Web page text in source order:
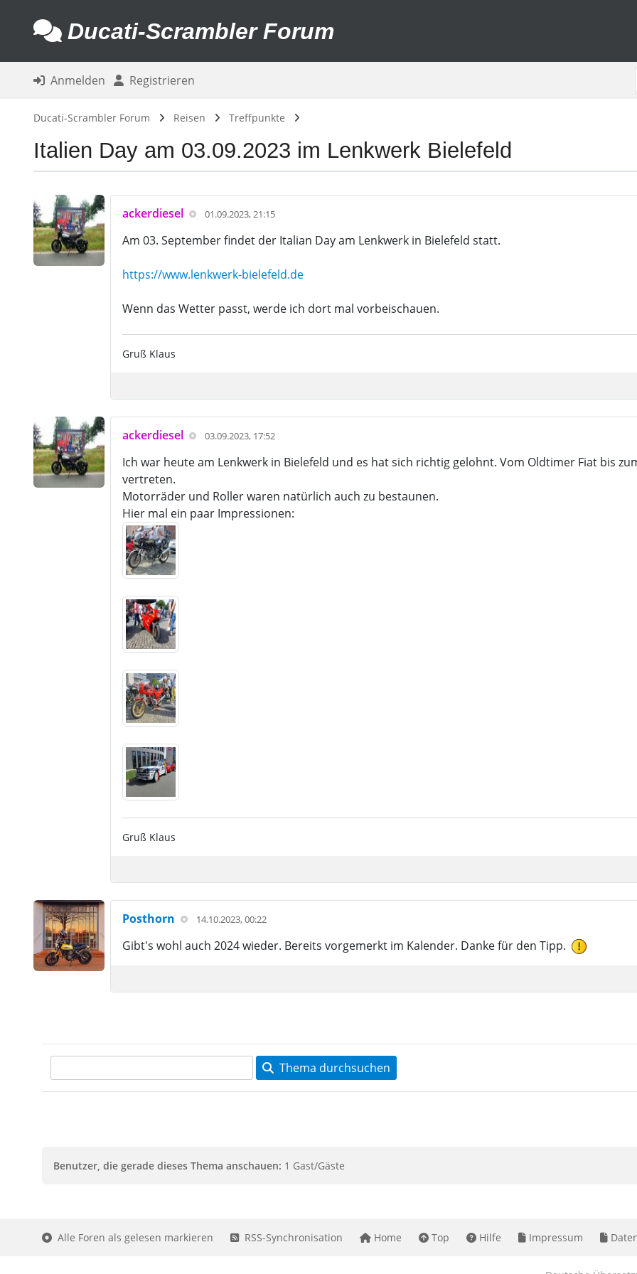
Ducati-Scrambler Forum
Anmelden Registrieren
Ducati-Scrambler Forum Reisen Treffpunkte
Italien Day am 03.09.2023 im Lenkwerk Bielefeld
ackerdiesel 01.09.2023, 21:15
Am 03. September findet der Italian Day am Lenkwerk in Bielefeld statt.
https://www.lenkwerk-bielefeld.de
Wenn das Wetter passt, werde ich dort mal vorbeischauen.
Gruß Klaus
ackerdiesel 03.09.2023, 17:52
Ich war heute am Lenkwerk in Bielefeld und es hat sich richtig gelohnt. Vom Oldtimer Fiat bis
vertreten.
Motorräder und Roller waren natürlich auch zu bestaunen.
Hier mal ein paar Impressionen:
Gruß Klaus
Posthorn 14.10.2023, 00:22
Gibt's wohl auch 2024 wieder. Bereits vorgemerkt im Kalender. Danke für den Tipp.
Thema durchsuchen
Benutzer, die gerade dieses Thema anschauen: 1 Gast/Gäste
Alle Foren als gelesen markieren RSS-Synchronisation Home Top Hilfe Impressum